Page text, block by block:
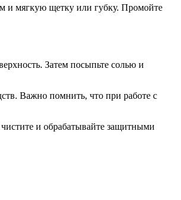
и мягкую щетку или губку. Промойте
Затем посыпьте солью и
Важно помнить, что при работе с
и обрабатывайте защитными